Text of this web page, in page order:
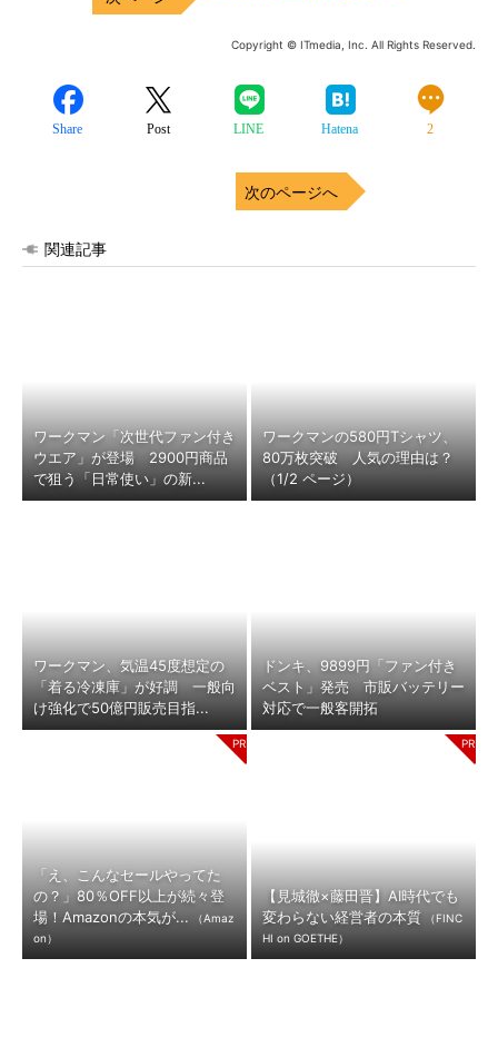
Copyright © ITmedia, Inc. All Rights Reserved.
Share Post LINE Hatena 2
次のページへ
関連記事
ワークマン「次世代ファン付き
ウエア」が登場 2900円商品
で狙う「日常使い」の新...
ワークマンの580円Tシャツ、
80万枚突破 人気の理由は？
（1/2 ページ）
ワークマン、気温45度想定の
「着る冷凍庫」が好調 一般向
け強化で50億円販売目指...
ドンキ、9899円「ファン付き
ベスト」発売 市販バッテリー
対応で一般客開拓
「え、こんなセールやってた
の？」80％OFF以上が続々登
場！Amazonの本気が...
（Amaz
on）
【見城徹×藤田晋】AI時代でも
変わらない経営者の本質
（FINC
HI on GOETHE）